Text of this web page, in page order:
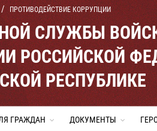
ПРОТИВОДЕЙСТВИЕ КОРРУПЦИИ
СЛУЖБЫ
РОССИЙСКОЙ
РЕСПУБЛИКЕ
ГРАЖДАН ДОКУМЕНТЫ